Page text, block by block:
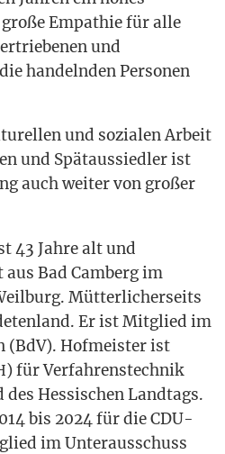
Empa­thie für alle
und
han­deln­den Per­so­nen
und sozia­len Arbeit
und Spät­aus­sied­ler ist
auch wei­ter von gro­ßer
43 Jah­re alt und
Bad Cam­berg im
Müt­ter­li­cher­seits
Er ist Mit­glied im
(BdV). Hof­meis­ter ist
) für Ver­fah­rens­tech­nik
Hes­si­schen Land­tags.
bis 2024 für die CDU-
im Unter­aus­schuss